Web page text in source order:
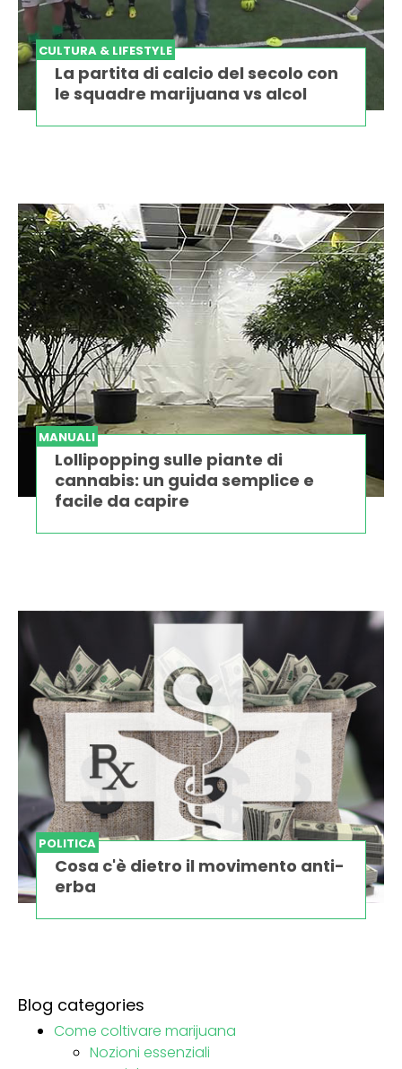
CULTURA & LIFESTYLE
La partita di calcio del secolo con
le squadre marijuana vs alcol
MANUALI
Lollipopping sulle piante di
cannabis: un guida semplice e
facile da capire
POLITICA
Cosa c'è dietro il movimento anti-
erba
Blog categories
Come coltivare marijuana
Nozioni essenziali